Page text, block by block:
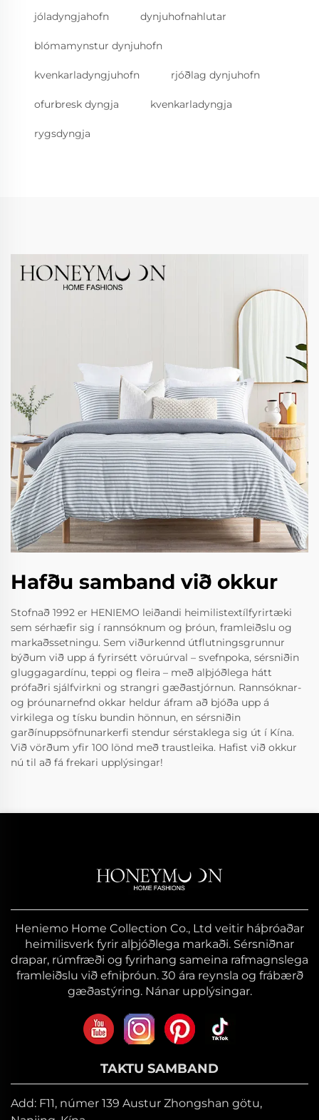
jóladyngjahofn dynjuhofnahlutar
blómamynstur dynjuhofn
kvenkarladyngjuhofn rjóðlag dynjuhofn
ofurbresk dyngja kvenkarladyngja
rygsdyngja
Hafðu samband við okkur
Stofnað 1992 er HENIEMO leiðandi heimilistextílfyrirtæki
sem sérhæfir sig í rannsóknum og þróun, framleiðslu og
markaðssetningu. Sem viðurkennd útflutningsgrunnur
býðum við upp á fyrirsétt vöruúrval – svefnpoka, sérsniðin
gluggagardínu, teppi og fleira – með alþjóðlega hátt
prófaðri sjálfvirkni og strangri gæðastjórnun. Rannsóknar-
og þróunarnefnd okkar heldur áfram að bjóða upp á
virkilega og tísku bundin hönnun, en sérsniðin
garðínuppsöfnunarkerfi stendur sérstaklega sig út í Kína.
Við vörðum yfir 100 lönd með traustleika. Hafist við okkur
nú til að fá frekari upplýsingar!
Heniemo Home Collection Co., Ltd veitir háþróaðar
heimilisverk fyrir alþjóðlega markaði. Sérsniðnar
drapar, rúmfræði og fyrirhang sameina rafmagnslega
framleiðslu við efniþróun. 30 ára reynsla og frábærð
gæðastýring. Nánar upplýsingar.
TAKTU SAMBAND
Add: F11, númer 139 Austur Zhongshan götu,